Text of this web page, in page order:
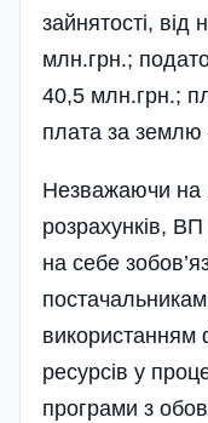
зайнятості,
млн.грн.;
40,5 млн.грн.;
плата за землю
Незважаючи на
розрахунків,
на себе
використанням
ресурсів у
програми з